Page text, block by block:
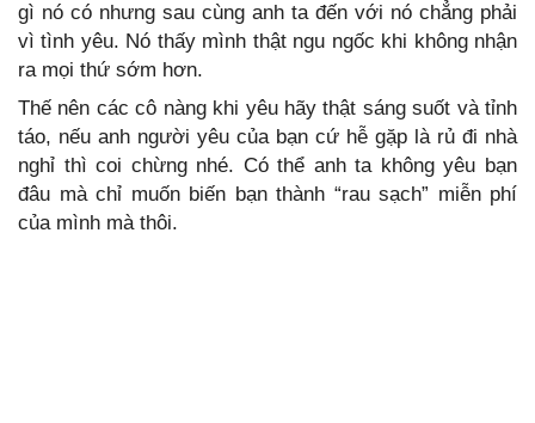
gì nó có nhưng sau cùng anh ta đến với nó chẳng phải
vì tình yêu. Nó thấy mình thật ngu ngốc khi không nhận
ra mọi thứ sớm hơn.
Thế nên các cô nàng khi yêu hãy thật sáng suốt và tỉnh
táo, nếu anh người yêu của bạn cứ hễ gặp là rủ đi nhà
nghỉ thì coi chừng nhé. Có thể anh ta không yêu bạn
đâu mà chỉ muốn biến bạn thành “rau sạch” miễn phí
của mình mà thôi.